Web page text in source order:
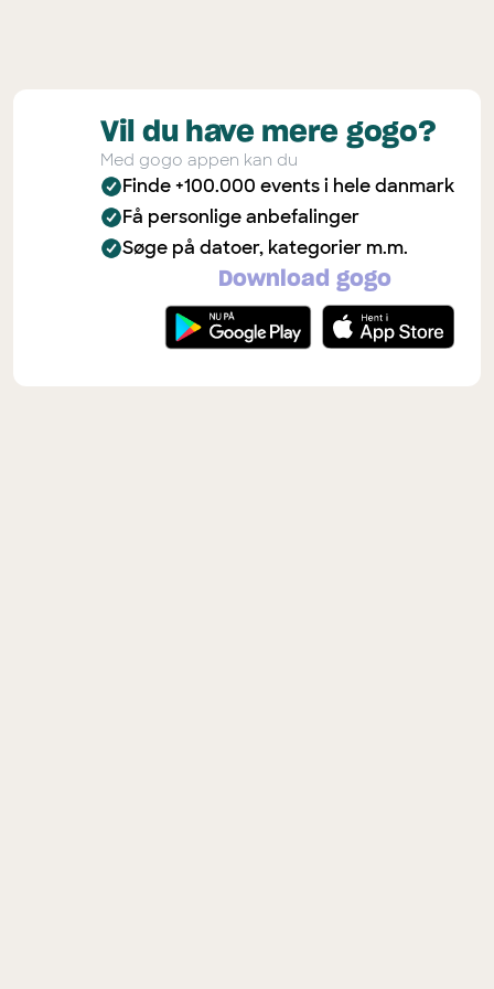
Vil du have mere gogo?
Med gogo appen kan du
Finde +100.000 events i hele danmark
Få personlige anbefalinger
Søge på datoer, kategorier m.m.
Download gogo